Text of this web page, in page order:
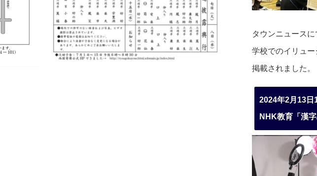
タウンニュース
学校でのイリュ
掲載されました。
2024年2月13日
NHK教育「漢